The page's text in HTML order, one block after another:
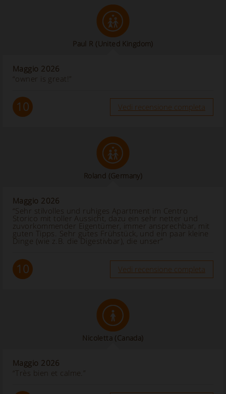
Paul R (United Kingdom)
Maggio 2026
“owner is great!”
10 Vedi recensione completa
Roland (Germany)
Maggio 2026
“Sehr stilvolles und ruhiges Apartment im Centro
Storico mit toller Aussicht, dazu ein sehr netter und
zuvorkommender Eigentümer, immer ansprechbar, mit
guten Tipps. Sehr gutes Frühstück, und ein paar kleine
Dinge (wie z.B. die Digestivbar), die unser”
10 Vedi recensione completa
Nicoletta (Canada)
Maggio 2026
“Très bien et calme.”